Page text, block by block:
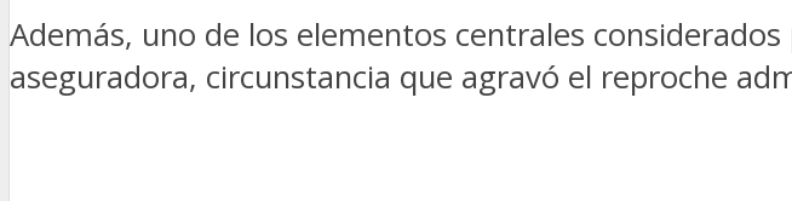
Además, uno de los elementos centrales
aseguradora, circunstancia que agravó el reproche